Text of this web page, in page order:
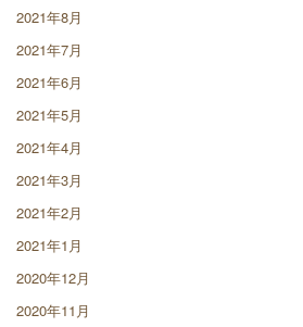
2021年8月
2021年7月
2021年6月
2021年5月
2021年4月
2021年3月
2021年2月
2021年1月
2020年12月
2020年11月